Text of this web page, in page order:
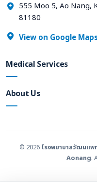
555 Moo 5, Ao Nang,
81180
View on Google
Medical Services
About Us
© 2026 โรงพยาบาลวัฒนแ
Aonang.